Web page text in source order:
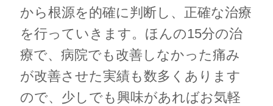
から根源を的確に判断し、正確な治療
を行っていきます。ほんの15分の治
療で、病院でも改善しなかった痛み
が改善させた実績も数多くあります
ので、少しでも興味があればお気軽